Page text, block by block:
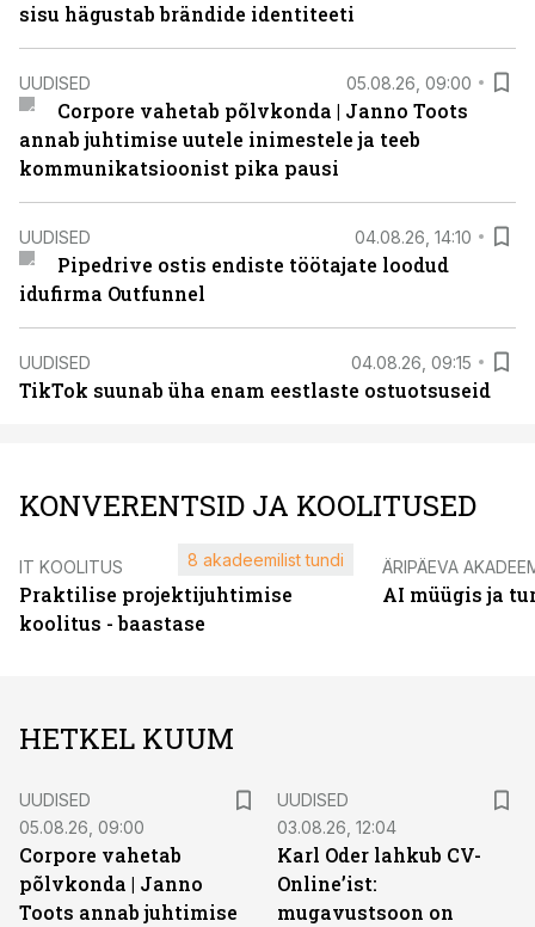
sisu hägustab brändide identiteeti
UUDISED 05.08.26, 09:00
Corpore vahetab põlvkonda | Janno Toots
annab juhtimise uutele inimestele ja teeb
kommunikatsioonist pika pausi
UUDISED 04.08.26, 14:10
Pipedrive ostis endiste töötajate loodud
idufirma Outfunnel
UUDISED 04.08.26, 09:15
TikTok suunab üha enam eestlaste ostuotsuseid
KONVERENTSID JA KOOLITUSED
IT KOOLITUS
Praktilise projektijuhtimise
koolitus - baastase
8 akadeemilist tundi ÄRIPÄEVA
AI müügis ja
HETKEL KUUM
UUDISED
05.08.26, 09:00
Corpore vahetab
põlvkonda | Janno
Toots annab juhtimise
UUDISED
03.08.26, 12:04
Karl Oder lahkub CV-
Online’ist:
mugavustsoon on